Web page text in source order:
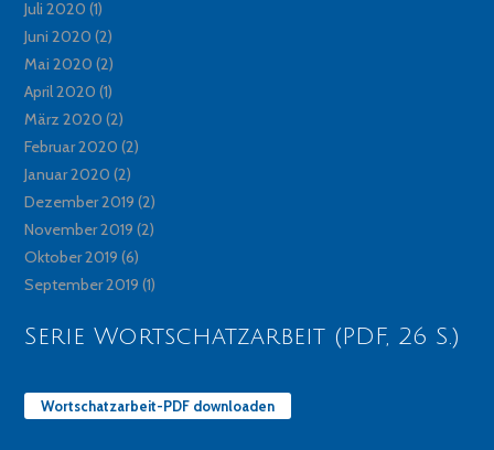
Juli 2020 (1)
Juni 2020 (2)
Mai 2020 (2)
April 2020 (1)
März 2020 (2)
Februar 2020 (2)
Januar 2020 (2)
Dezember 2019 (2)
November 2019 (2)
Oktober 2019 (6)
September 2019 (1)
Serie Wortschatzarbeit (PDF, 26 S.)
Wortschatzarbeit-PDF downloaden